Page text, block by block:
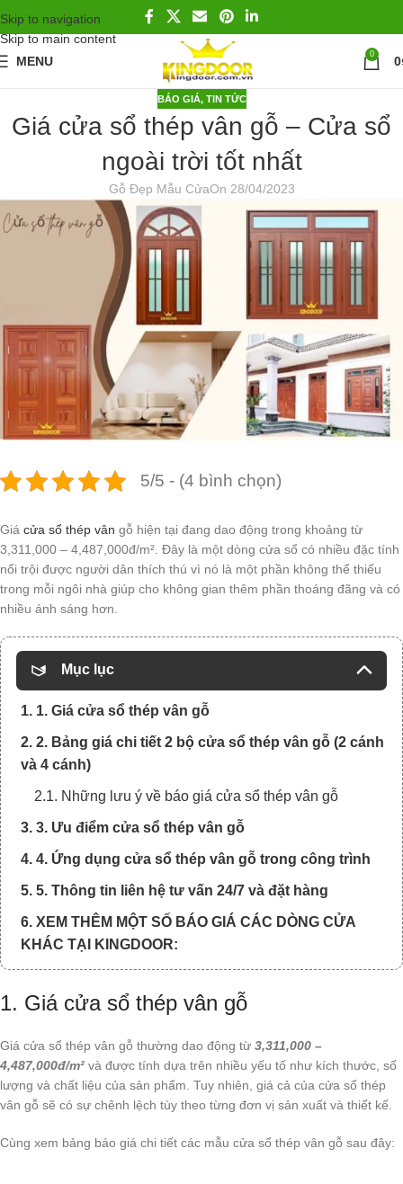
Skip to navigation
Skip to main content
MENU
0 0
BÁO GIÁ, TIN TỨC
Giá cửa sổ thép vân gỗ – Cửa sổ
ngoài trời tốt nhất
Gỗ Đẹp Mẫu CửaOn 28/04/2023
5/5 - (4 bình chọn)
Giá cửa sổ thép vân gỗ hiện tại đang dao động trong khoảng từ
3,311,000 – 4,487,000đ/m². Đây là một dòng cửa sổ có nhiều đặc tính
nổi trội được người dân thích thú vì nó là một phần không thể thiếu
trong mỗi ngôi nhà giúp cho không gian thêm phần thoáng đãng và có
nhiều ánh sáng hơn.
Mục lục
1. 1. Giá cửa sổ thép vân gỗ
2. 2. Bảng giá chi tiết 2 bộ cửa sổ thép vân gỗ (2 cánh
và 4 cánh)
2.1. Những lưu ý về báo giá cửa sổ thép vân gỗ
3. 3. Ưu điểm cửa sổ thép vân gỗ
4. 4. Ứng dụng cửa sổ thép vân gỗ trong công trình
5. 5. Thông tin liên hệ tư vấn 24/7 và đặt hàng
6. XEM THÊM MỘT SỐ BÁO GIÁ CÁC DÒNG CỬA
KHÁC TẠI KINGDOOR:
1. Giá cửa sổ thép vân gỗ
Giá cửa sổ thép vân gỗ thường dao động từ 3,311,000 –
4,487,000đ/m² và được tính dựa trên nhiều yếu tố như kích thước, số
lượng và chất liệu của sản phẩm. Tuy nhiên, giá cả của cửa sổ thép
vân gỗ sẽ có sự chênh lệch tùy theo từng đơn vị sản xuất và thiết kế.
Cùng xem bảng báo giá chi tiết các mẫu cửa sổ thép vân gỗ sau đây: